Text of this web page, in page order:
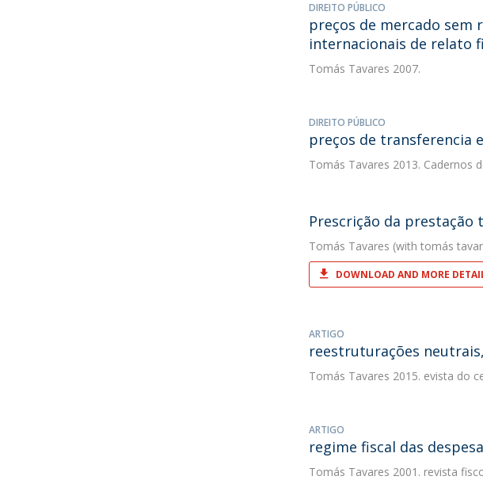
DIREITO PÚBLICO
preços de mercado sem
internacionais de relato
Tomás Tavares 2007.
DIREITO PÚBLICO
preços de transferencia
Tomás Tavares 2013. Cadernos
Prescrição da
Tomás Tavares (with tomás
DOWNLOAD AND MORE
ARTIGO
reestruturações
Tomás Tavares 2015. evista do
ARTIGO
regime fiscal das
Tomás Tavares 2001. revista